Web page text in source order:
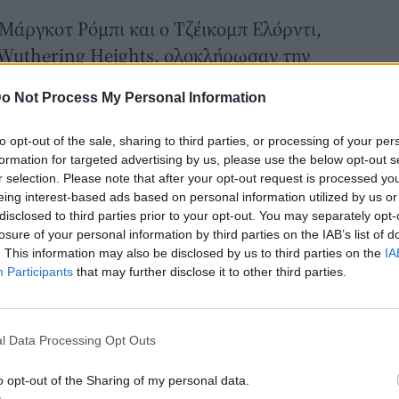
Not Process My Personal Information
opt-out of the sale, sharing to third parties, or processing of your
for targeted advertising by us, please use the below opt-out
selection. Please note that after your opt-out request is processed
interest-based ads based on personal information utilized by us
to third parties prior to your opt-out. You may separately
of your personal information by third parties on the IAB’s list of
This information may also be disclosed by us to third parties on the
Participants that may further disclose it to other third parties.
Data Processing Opt Outs
opt-out of the Sharing of my personal data.
Ρόμπι και ο Τζέικομπ Ελόρντι,
Wuthering Heights, ολοκλήρωσαν την
της Υόρκης, αφηγείται τον έντονο
και του Χίθκλιφ, κερδίζοντας ήδη
social media.
Ρόμπι με μαύρο sheer dress:
Ρόμπι είχε μια μικρή, λαμπερή
πρόσθεσε έναν παιχνιδιάρικο τόνο
το look με κρεμ τσάντα από
μαύρες γόβες.